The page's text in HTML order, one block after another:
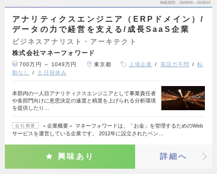
掲載期間 26/08/06～26/08/19
アナリティクスエンジニア（ERPドメイン）/
データの力で経営を支える/成長SaaS企業
ビジネスアナリスト・アーキテクト
株式会社マネーフォワード
700万円 ～ 1049万円 東京都 上場企業 英語力不問
転
勤なし
土日祝休み
本部内の一人目アナリティクスエンジニアとして事業責任者
や各部門向けに意思決定の速度と精度を上げられる分析環境
を提供したり…
会社概要
＜企業概要＞ マネーフォワードは、「お金」を管理するためのWeb
サービスを運営している企業です。 2012年に設立されたベン…
興味あり 詳細へ